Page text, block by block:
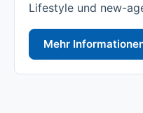
Lifestyle und new-
Mehr